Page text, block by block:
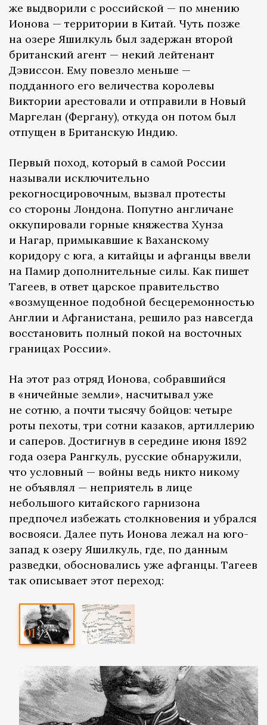
же выдворили с российской — по мнению
Ионова — территории в Китай. Чуть позже
на озере Яшилкуль был задержан второй
британский агент — некий лейтенант
Дэвиссон. Ему повезло меньше —
подданного его величества королевы
Виктории арестовали и отправили в Новый
Маргелан (Фергану), откуда он потом был
отпущен в Британскую Индию.
Первый поход, который в самой России
называли исключительно
рекогносцировочным, вызвал протесты
со стороны Лондона. Попутно англичане
оккупировали горные княжества Хунза
и Нагар, примыкавшие к Ваханскому
коридору с юга, а китайцы и афганцы ввели
на Памир дополнительные силы. Как пишет
Тагеев, в ответ царское правительство
«возмущенное подобной бесцеремонностью
Англии и Афганистана, решило раз навсегда
восстановить полный покой на восточных
границах России».
На этот раз отряд Ионова, собравшийся
в «ничейные земли», насчитывал уже
не сотню, а почти тысячу бойцов: четыре
роты пехоты, три сотни казаков, артиллерию
и саперов. Достигнув в середине июня 1892
года озера Рангкуль, русские обнаружили,
что условный — войны ведь никто никому
не объявлял — неприятель в лице
небольшого китайского гарнизона
предпочел избежать столкновения и убрался
восвояси. Далее путь Ионова лежал на юго-
запад к озеру Яшилкуль, где, по данным
разведки, обосновались уже афганцы. Тагеев
так описывает этот переход:
01 /2 02 /2